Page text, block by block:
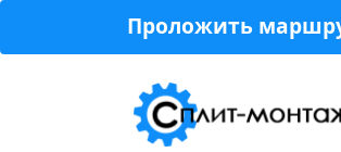
Проложить